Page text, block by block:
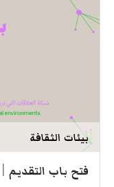
بيئات الثقافة
فتح باب التقديم